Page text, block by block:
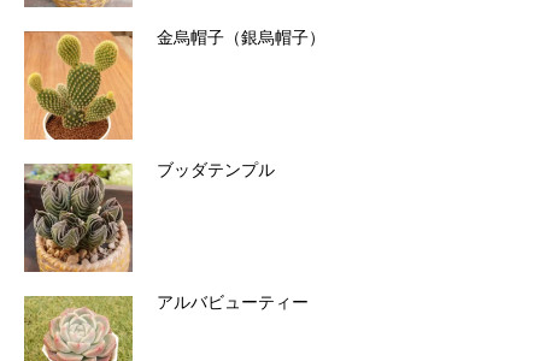
金烏帽子（銀烏帽子）
ブッダテンプル
アルバビューティー